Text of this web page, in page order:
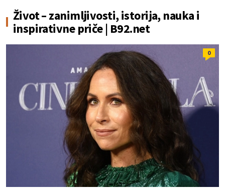
Život – zanimljivosti, istorija, nauka i
inspirativne priče | B92.net
0